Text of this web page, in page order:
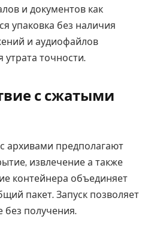
и документов как
упаковка без наличия
и аудиофайлов
точности.
с сжатыми
архивами предполагают
извлечение а также
контейнера объединяет
пакет. Запуск позволяет
без получения.